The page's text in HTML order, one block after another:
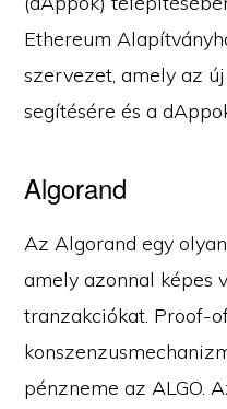
Ethereum
szervezet, amely az
segítésére és a
Algorand
Az Algorand egy
amely azonnal képes
tranzakciókat. Proof-
pénzneme az ALGO.